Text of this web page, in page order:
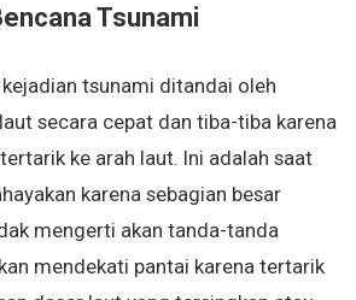
Tsunami
tsunami ditandai oleh
secara cepat dan tiba-tiba karena
ke arah laut. Ini adalah saat
karena sebagian besar
mengerti akan tanda-tanda
mendekati pantai karena tertarik